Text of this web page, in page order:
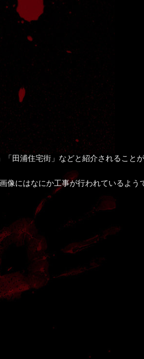
「田浦住宅街」などと紹介されることが
像にはなにか工事が行われているよう